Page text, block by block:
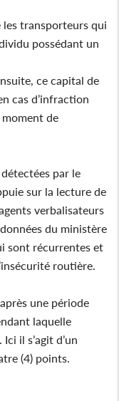
les transporteurs qui
possédant un
ce capital de
cas d’infraction
de
par le
sur la lecture de
verbalisateurs
du ministère
sont récurrentes et
routière.
une période
laquelle
il s’agit d’un
(4) points.